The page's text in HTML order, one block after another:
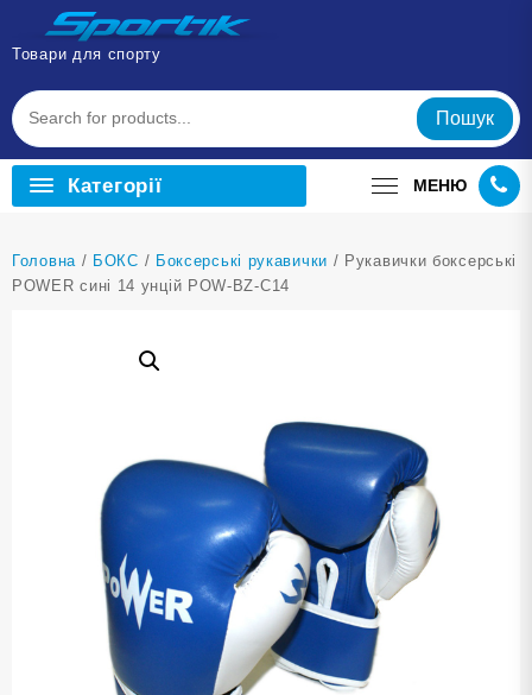
Перейти
вмісту
Товари для спорту
Пошук
Категорії МЕНЮ
Головна / БОКС / Боксерські рукавички / Рукавички боксерські
POWER сині 14 унцій POW-BZ-C14